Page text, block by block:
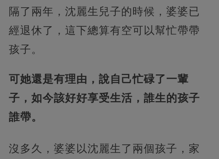
隔了兩年，沈麗生兒子的時候，婆婆已
經退休了，這下總算有空可以幫忙帶帶
孩子。
可她還是有理由，說自己忙碌了一輩
子，如今該好好享受生活，誰生的孩子
誰帶。
沒多久，婆婆以沈麗生了兩個孩子，家